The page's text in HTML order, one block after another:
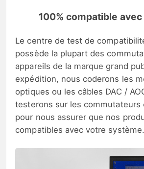
100% compatible
Le centre de test de
possède la plupart des
appareils de la marque grand
expédition, nous coderons les
optiques ou les câbles DAC /
testerons sur les commutateurs
pour nous assurer que nos
compatibles avec votre système.